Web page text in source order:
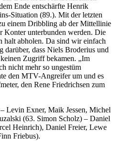
Ende entschärfte Henrik
Situation (89.). Mit der letzten
einem Dribbling ab der Mittellinie
Konter unterbunden werden. Die
halt abholen. Da sind wir einfach
darüber, dass Niels Broderius und
Zugriff bekamen. „Im
nicht mehr so ungestüm
den MTV-Angreifer um und es
den Rene Friedrichsen zum
Levin Exner, Maik Jessen, Michel
(63. Simon Scholz) – Daniel
Heinrich), Daniel Freier, Lewe
Friebus).